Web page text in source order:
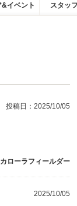
&イベント スタッ
投稿日： 2025/10/05
カローラフィールダー
2025/10/05